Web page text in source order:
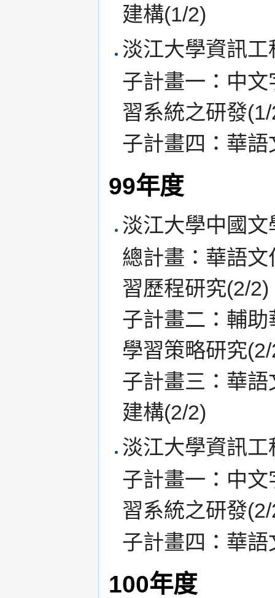
建構(1/2)
淡江大學資訊工
子計畫一：中
習系統之研發
子計畫四：華
99年度
淡江大學中國文
總計畫：華語
習歷程研究(2/2)
子計畫二：輔
學習策略研究
子計畫三：華
建構(2/2)
淡江大學資訊工
子計畫一：中
習系統之研發
子計畫四：華
100年度